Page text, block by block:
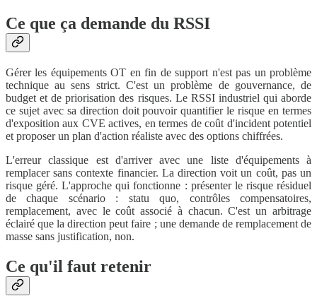
Ce que ça demande du RSSI
Gérer les équipements OT en fin de support n'est pas un problème
technique au sens strict. C'est un problème de gouvernance, de
budget et de priorisation des risques. Le RSSI industriel qui aborde
ce sujet avec sa direction doit pouvoir quantifier le risque en termes
d'exposition aux CVE actives, en termes de coût d'incident potentiel
et proposer un plan d'action réaliste avec des options chiffrées.
L'erreur classique est d'arriver avec une liste d'équipements à
remplacer sans contexte financier. La direction voit un coût, pas un
risque géré. L'approche qui fonctionne : présenter le risque résiduel
de chaque scénario : statu quo, contrôles compensatoires,
remplacement, avec le coût associé à chacun. C'est un arbitrage
éclairé que la direction peut faire ; une demande de remplacement de
masse sans justification, non.
Ce qu'il faut retenir